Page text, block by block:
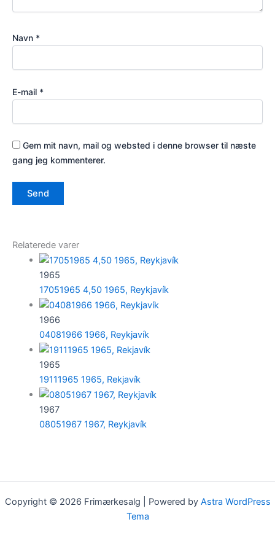
Navn *
E-mail *
Gem mit navn, mail og websted i denne browser til næste
gang jeg kommenterer.
Relaterede varer
1965
17051965 4,50 1965, Reykjavík
1966
04081966 1966, Reykjavík
1965
19111965 1965, Rekjavík
1967
08051967 1967, Reykjavík
Copyright © 2026 Frimærkesalg | Powered by Astra WordPress
Tema